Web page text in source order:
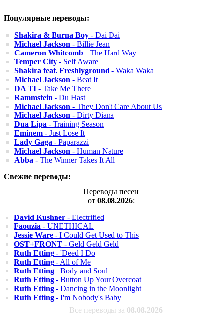
Популярные переводы:
Shakira & Burna Boy - Dai Dai
Michael Jackson - Billie Jean
Cameron Whitcomb - The Hard Way
Temper City - Self Aware
Shakira feat. Freshlyground - Waka Waka
Michael Jackson - Beat It
DA TI - Take Me There
Rammstein - Du Hast
Michael Jackson - They Don't Care About Us
Michael Jackson - Dirty Diana
Dua Lipa - Training Season
Eminem - Just Lose It
Lady Gaga - Paparazzi
Michael Jackson - Human Nature
Abba - The Winner Takes It All
Свежие переводы:
Переводы песен
от 08.08.2026:
David Kushner - Electrified
Faouzia - UNETHICAL
Jessie Ware - I Could Get Used to This
OST+FRONT - Geld Geld Geld
Ruth Etting - 'Deed I Do
Ruth Etting - All of Me
Ruth Etting - Body and Soul
Ruth Etting - Button Up Your Overcoat
Ruth Etting - Dancing in the Moonlight
Ruth Etting - I'm Nobody's Baby
Все переводы за 08.08.2026